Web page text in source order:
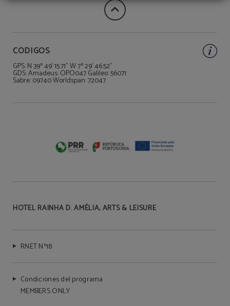
CÓDIGOS
GPS: N 39º 49' 15.71" W 7º 29' 46.52"
GDS: Amadeus: OPO047 Galileo: 56071
Sabre: 09740 Worldspan: 72047
HOTEL RAINHA D. AMÉLIA, ARTS & LEISURE
RNET Nº18
Condiciones del programa
MEMBERS ONLY